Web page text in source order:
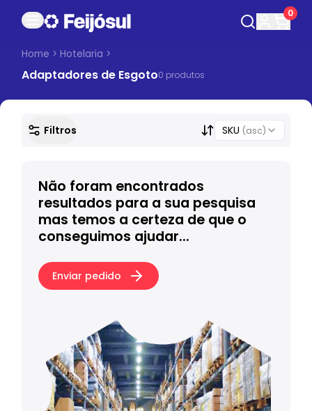
0
Home >Hotelaria >
Adaptadores de Esgoto0 produtos
Filtros SKU (asc)
Não foram encontrados
resultados para a sua pesquisa
mas temos a certeza de que o
conseguimos ajudar...
Enviar pedido